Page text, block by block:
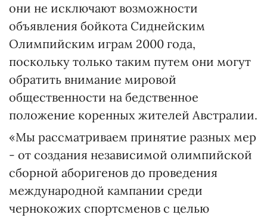
они не исключают возможности
объявления бойкота Сиднейским
Олимпийским играм 2000 года,
поскольку только таким путем они могут
обратить внимание мировой
общественности на бедственное
положение коренных жителей Австралии.
«Мы рассматриваем принятие разных мер
- от создания независимой олимпийской
сборной аборигенов до проведения
международной кампании среди
чернокожих спортсменов с целью